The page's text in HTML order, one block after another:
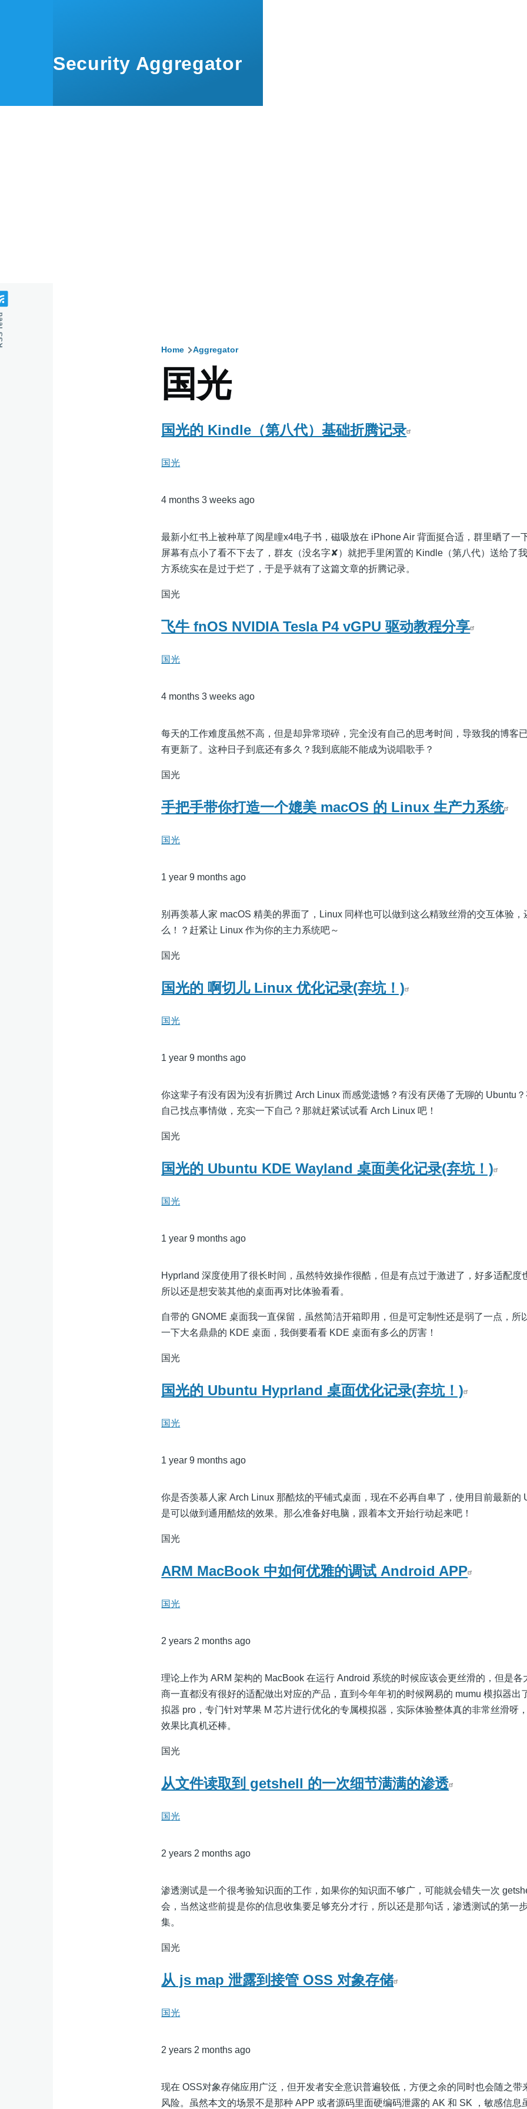
Security Aggregator
Breadcrumb
Home Aggregator
国光
国光的 Kindle（第八代）基础折腾记录
国光
4 months 3 weeks ago
最新小红书上被种草了阅星瞳x4电子书，磁吸放在 iPhone Air 背面挺合适，群里晒了一
屏幕有点小了看不下去了，群友（没名字✘）就把手里闲置的 Kindle（第八代）送给了
方系统实在是过于烂了，于是乎就有了这篇文章的折腾记录。
国光
飞牛 fnOS NVIDIA Tesla P4 vGPU 驱动教程分享
国光
4 months 3 weeks ago
每天的工作难度虽然不高，但是却异常琐碎，完全没有自己的思考时间，导致我的博客
有更新了。这种日子到底还有多久？我到底能不能成为说唱歌手？
国光
手把手带你打造一个媲美 macOS 的 Linux 生产力系统
国光
1 year 9 months ago
别再羡慕人家 macOS 精美的界面了，Linux 同样也可以做到这么精致丝滑的交互体验，
么！？赶紧让 Linux 作为你的主力系统吧～
国光
国光的 啊切儿 Linux 优化记录(弃坑！)
国光
1 year 9 months ago
你这辈子有没有因为没有折腾过 Arch Linux 而感觉遗憾？有没有厌倦了无聊的 Ubuntu
自己找点事情做，充实一下自己？那就赶紧试试看 Arch Linux 吧！
国光
国光的 Ubuntu KDE Wayland 桌面美化记录(弃坑！)
国光
1 year 9 months ago
Hyprland 深度使用了很长时间，虽然特效操作很酷，但是有点过于激进了，好多适配度
所以还是想安装其他的桌面再对比体验看看。
自带的 GNOME 桌面我一直保留，虽然简洁开箱即用，但是可定制性还是弱了一点，所
一下大名鼎鼎的 KDE 桌面，我倒要看看 KDE 桌面有多么的厉害！
国光
国光的 Ubuntu Hyprland 桌面优化记录(弃坑！)
国光
1 year 9 months ago
你是否羡慕人家 Arch Linux 那酷炫的平铺式桌面，现在不必再自卑了，使用目前最新的
是可以做到通用酷炫的效果。那么准备好电脑，跟着本文开始行动起来吧！
国光
ARM MacBook 中如何优雅的调试 Android APP
国光
2 years 2 months ago
理论上作为 ARM 架构的 MacBook 在运行 Android 系统的时候应该会更丝滑的，但是各
商一直都没有很好的适配做出对应的产品，直到今年年初的时候网易的 mumu 模拟器出
拟器 pro，专门针对苹果 M 芯片进行优化的专属模拟器，实际体验整体真的非常丝滑呀
效果比真机还棒。
国光
从文件读取到 getshell 的一次细节满满的渗透
国光
2 years 2 months ago
渗透测试是一个很考验知识面的工作，如果你的知识面不够广，可能就会错失一次
会，当然这些前提是你的信息收集要足够充分才行，所以还是那句话，渗透测试的第一
集。
国光
从 js map 泄露到接管 OSS 对象存储
国光
2 years 2 months ago
现在 OSS对象存储应用广泛，但开发者安全意识普遍较低，方便之余的同时也会随之带
风险。虽然本文的场景不是那种 APP 或者源码里面硬编码泄露的 AK 和 SK ，敏感信息